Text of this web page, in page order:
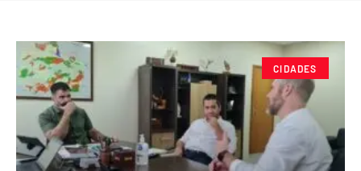
CIDADES